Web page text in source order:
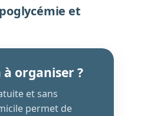
et
organiser ?
et sans
permet de